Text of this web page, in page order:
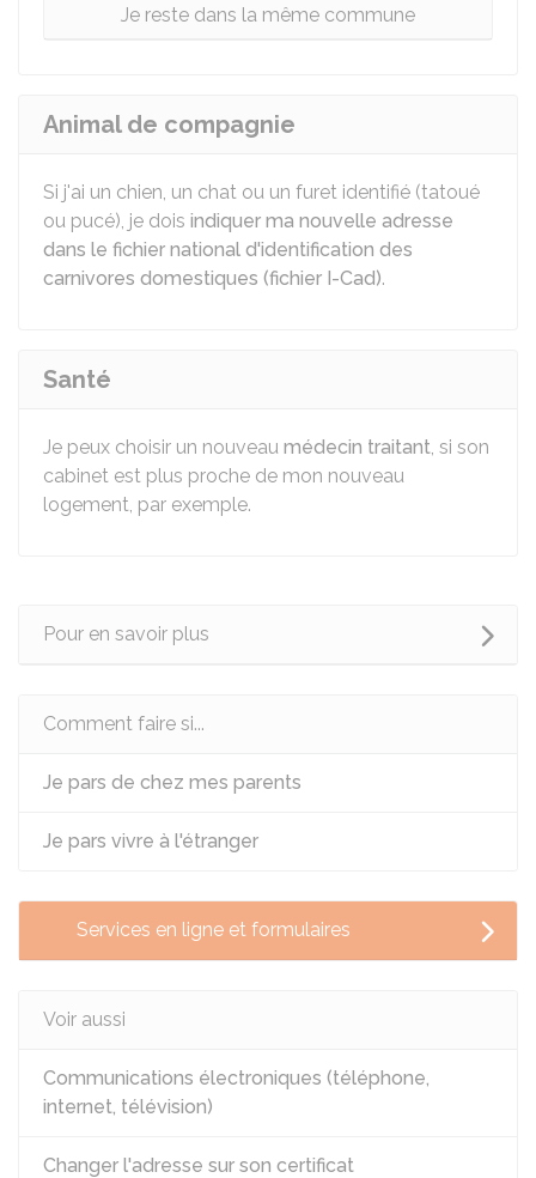
Je reste dans la même commune
Animal de compagnie
Si j'ai un chien, un chat ou un furet identifié (tatoué
ou pucé), je dois indiquer ma nouvelle adresse
dans le fichier national d'identification des
carnivores domestiques (fichier I-Cad).
Santé
Je peux choisir un nouveau médecin traitant, si son
cabinet est plus proche de mon nouveau
logement, par exemple.
Pour en savoir plus
Comment faire si...
Je pars de chez mes parents
Je pars vivre à l'étranger
Services en ligne et formulaires
Voir aussi
Communications électroniques (téléphone,
internet, télévision)
Changer l'adresse sur son certificat